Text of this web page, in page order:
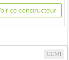
ce constructeur
CCMI